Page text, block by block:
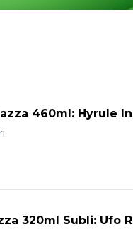
460ml: Hyrule
320ml Subli: Ufo